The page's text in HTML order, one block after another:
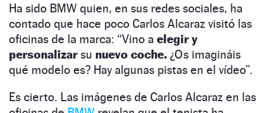
Ha sido BMW quien, en sus redes sociales, ha
contado que hace poco Carlos Alcaraz visitó las
oficinas de la marca: “Vino a elegir y
personalizarsu nuevo coche. ¿Os imagináis
qué modelo es? Hay algunas pistas en el vídeo”.
Es cierto. Las imágenes de Carlos Alcaraz en las